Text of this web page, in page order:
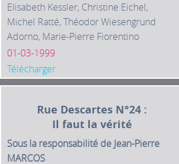
Elisabeth Kessler, Christine Eichel,
Michel Ratté, Théodor Wiesengrund
Adorno, Marie-Pierre Fiorentino
01-03-1999
Télécharger
Rue Descartes N°24 :
Il faut la vérité
Sous la responsabilité de Jean-Pierre
MARCOS